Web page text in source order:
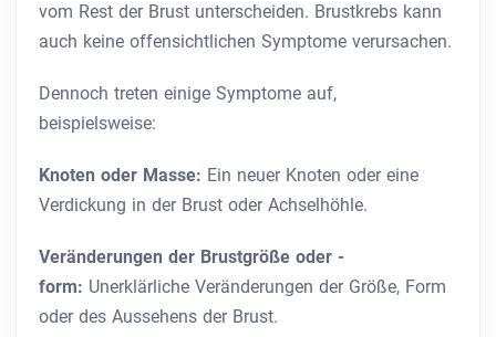
vom Rest der Brust unterscheiden. Brustkrebs kann
auch keine offensichtlichen Symptome verursachen.
Dennoch treten einige Symptome auf,
beispielsweise:
Knoten oder Masse: Ein neuer Knoten oder eine
Verdickung in der Brust oder Achselhöhle.
Veränderungen der Brustgröße oder -
form: Unerklärliche Veränderungen der Größe, Form
oder des Aussehens der Brust.